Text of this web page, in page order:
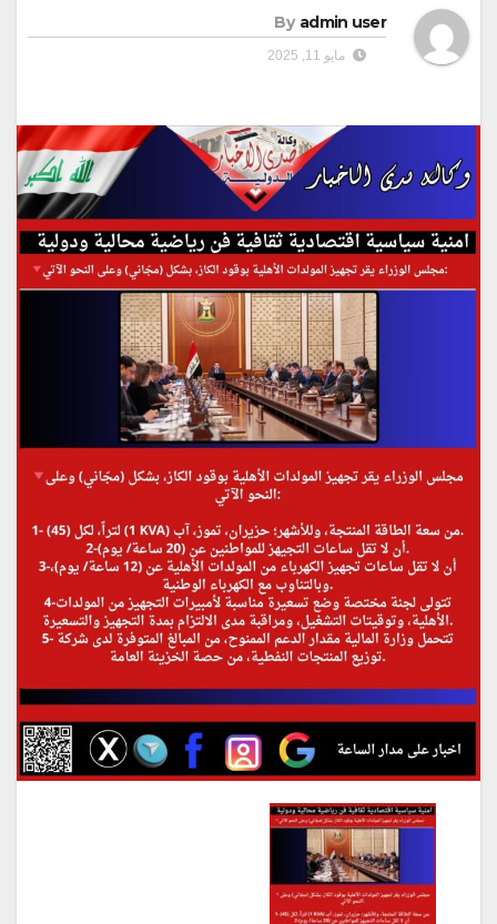
By admin user
مايو 11, 2025